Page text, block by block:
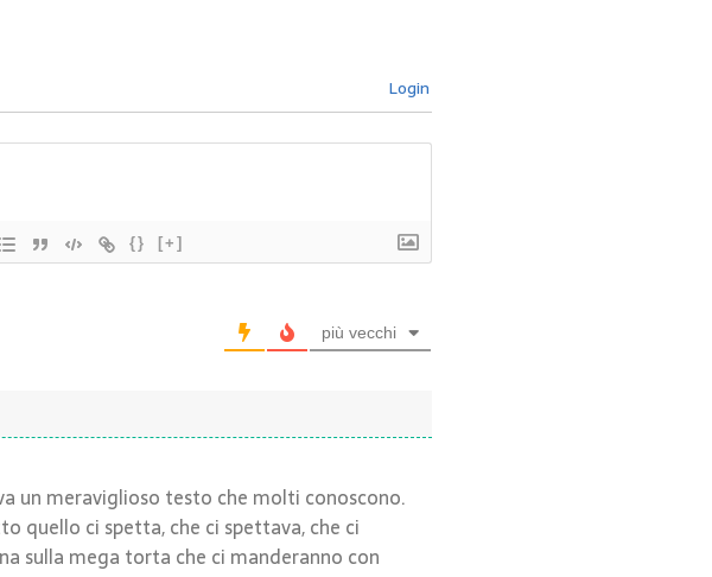
Login
{} [+]
più vecchi
un meraviglioso testo che molti conoscono.
quello ci spetta, che ci spettava, che ci
sulla mega torta che ci manderanno con